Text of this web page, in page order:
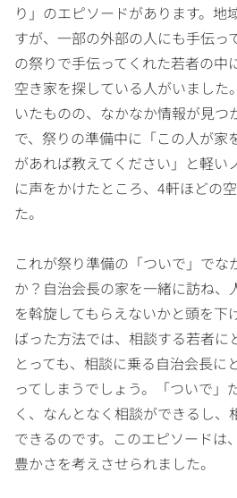
り」のエピソードがあります。地
すが、一部の外部の人にも手伝っ
の祭りで手伝ってくれた若者の中
空き家を探している人がいました
いたものの、なかなか情報が見つ
で、祭りの準備中に「この人が家
があれば教えてください」と軽い
に声をかけたところ、4軒ほどの
た。
これが祭り準備の「ついで」でな
か？自治会長の家を一緒に訪ね、
を斡旋してもらえないかと頭を
ばった方法では、相談する若者に
とっても、相談に乗る自治会長に
ってしまうでしょう。「ついで」
く、なんとなく相談ができるし
できるのです。このエピソードは
豊かさを考えさせられました。